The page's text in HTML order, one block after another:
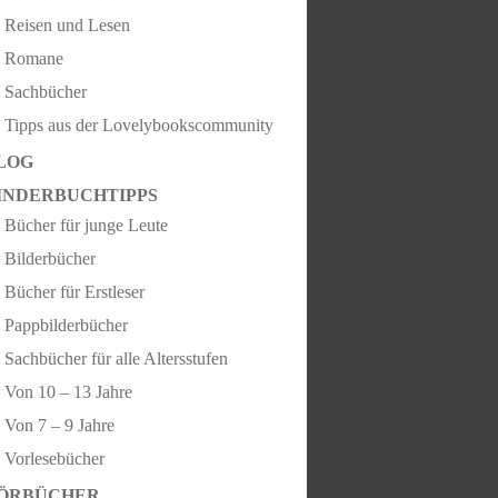
Reisen und Lesen
Romane
Sachbücher
Tipps aus der Lovelybookscommunity
Bücher für junge Leute
Bilderbücher
Bücher für Erstleser
Pappbilderbücher
Sachbücher für alle Altersstufen
Von 10 – 13 Jahre
Von 7 – 9 Jahre
Vorlesebücher